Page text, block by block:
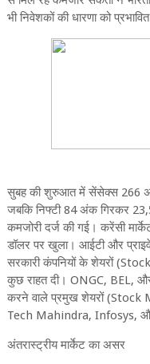
भी निवेशकों की धारणा को
सुबह की शुरुआत में सेंसेक्स 266
जबकि निफ्टी 84 अंक गिरकर
कमजोरी दर्ज की गई। करेंसी
डॉलर पर खुला। आईटी और
सरकारी कंपनियों के शेयरों
कुछ राहत दी। ONGC, BEL,
करने वाले प्रमुख शेयरों (Stock
Tech Mahindra, Infosys, और
अंतरास्ट्रीय मार्केट का असर